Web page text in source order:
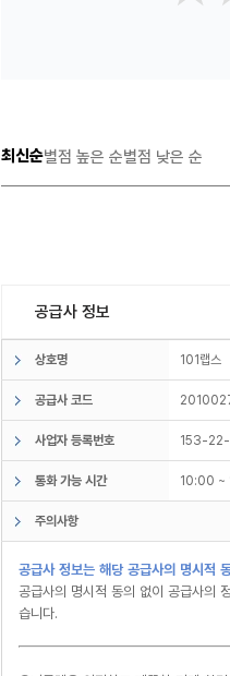
최신순별점 높은 순별점 낮은 순
공급사 정보
상호명 101랩
공급사 코드
사업자 등록번호 153-
통화 가능 시간 10:00
주의사항
공급사 정보는 해당 공급사의 명시적
공급사의 명시적 동의 없이 공급사의
습니다.